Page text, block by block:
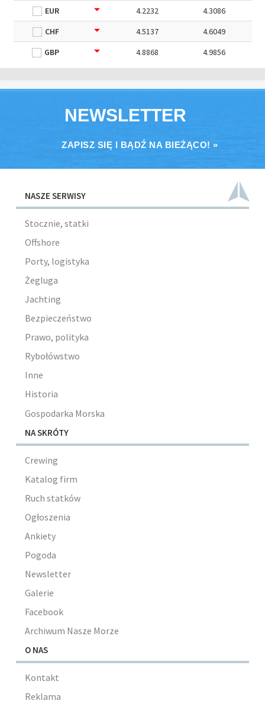
EUR
4.2232
4.3086
CHF
4.5137
4.6049
GBP
4.8868 4.9856
NEWSLETTER
ZAPISZ SIĘ I BĄDŹ NA BIEŻĄCO! »
NASZE SERWISY
Stocznie, statki
Offshore
Porty, logistyka
Żegluga
Jachting
Bezpieczeństwo
Prawo, polityka
Rybołówstwo
Inne
Historia
Gospodarka Morska
NA SKRÓTY
Crewing
Katalog firm
Ruch statków
Ogłoszenia
Ankiety
Pogoda
Newsletter
Galerie
Facebook
Archiwum Nasze Morze
O NAS
Kontakt
Reklama